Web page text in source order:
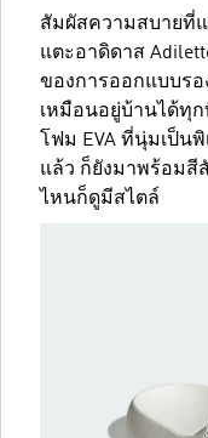
สัมผัสความสบายที่
แตะอาดิดาส
ของการออกแบบร
เหมือนอยู่บ้านได้ทุก
โฟม EVA ที่นุ่มเป็น
แล้ว ก็ยังมาพร้อม
ไหนก็ดูมีสไตล์